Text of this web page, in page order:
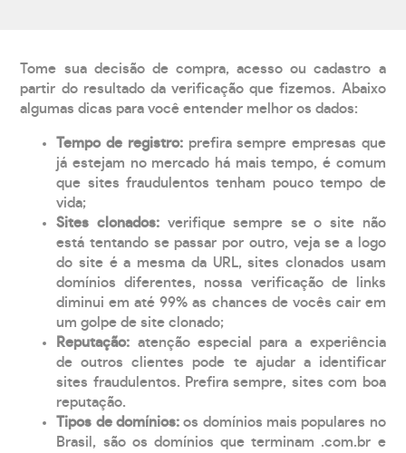
Tome sua decisão de compra, acesso ou cadastro a
partir do resultado da verificação que fizemos. Abaixo
algumas dicas para você entender melhor os dados:
Tempo de registro: prefira sempre empresas que
já estejam no mercado há mais tempo, é comum
que sites fraudulentos tenham pouco tempo de
vida;
Sites clonados: verifique sempre se o site não
está tentando se passar por outro, veja se a logo
do site é a mesma da URL, sites clonados usam
domínios diferentes, nossa verificação de links
diminui em até 99% as chances de vocês cair em
um golpe de site clonado;
Reputação: atenção especial para a experiência
de outros clientes pode te ajudar a identificar
sites fraudulentos. Prefira sempre, sites com boa
reputação.
Tipos de domínios:os domínios mais populares no
Brasil, são os domínios que terminam .com.br e